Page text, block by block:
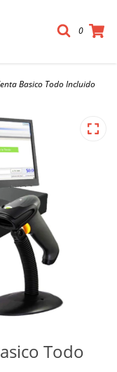
0
Basico Todo Incluido
Todo